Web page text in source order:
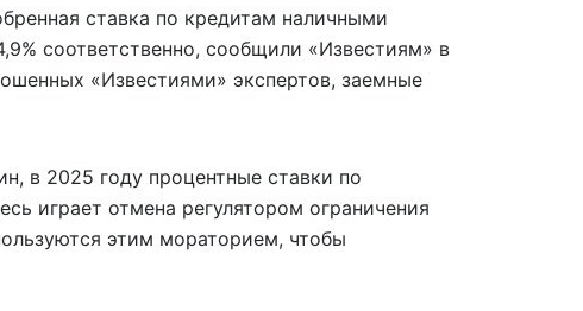
ставка по кредитам наличными
соответственно, сообщили «Известиям» в
«Известиями» экспертов, заемные
в 2025 году процентные ставки по
играет отмена регулятором ограничения
этим мораторием, чтобы